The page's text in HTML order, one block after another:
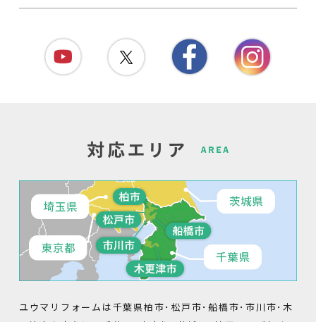
ユウマリフォームは千葉県柏市･松戸市･船橋市･市川市･木